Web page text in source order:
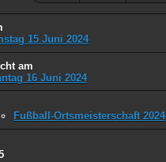
15 Juni 2024
am
16 Juni 2024
Fußball-Ortsmeisterschaft 2024